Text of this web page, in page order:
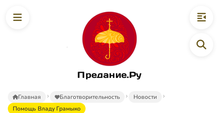
Предание.Ру
Главная Благотворительность
Новости
Помощь Владу Грамыко